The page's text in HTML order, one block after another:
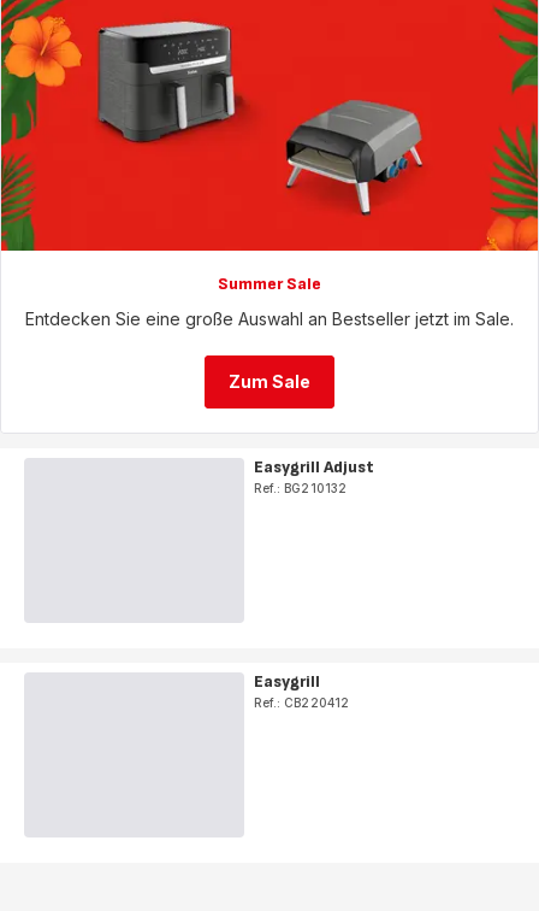
Summer Sale
Entdecken Sie eine große Auswahl an Bestseller jetzt im Sale.
Zum Sale
Easygrill Adjust
Ref.: BG210132
Easygrill
Ref.: CB220412